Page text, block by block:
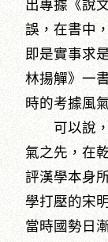
出專據《說
誤，在書中
即是實事求
林揚觶》一
時的考據風
可以說，
氣之先，在
評漢學本身
學打壓的宋
當時國勢日